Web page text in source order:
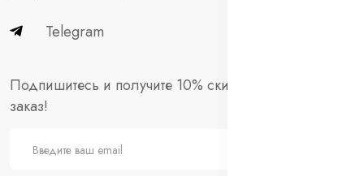
Telegram
Подпишитесь и получите 10% скидки на первый
заказ!